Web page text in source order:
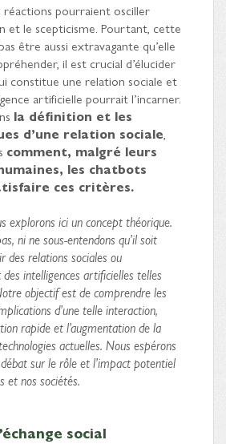
réactions pourraient osciller
et le scepticisme. Pourtant, cette
être aussi extravagante qu’elle
il est crucial d’élucider
constitue une relation sociale et
artificielle pourrait l’incarner.
la définition et les
d’une relation sociale,
comment, malgré leurs
les chatbots
ces critères.
explorons ici un concept théorique.
ni ne sous-entendons qu’il soit
des relations sociales ou
intelligences artificielles telles
objectif est de comprendre les
d’une telle interaction,
rapide et l’augmentation de la
actuelles. Nous espérons
sur le rôle et l’impact potentiel
et nos sociétés.
social